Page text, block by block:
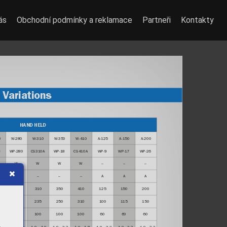
HAND HELD
W-280 W-310 W-350 W-410 A-125 A-150 A-200
WP-280 CS310A WP-18 CS410A WP-9 WP-17 WP-26
W W W W – – –
– – – A A A
310 350 410 125 150 200
235 250 310 100 115 150
100 100 100 60 60 60
ariations
Obchodní podmínky a reklamace Partneři Kontakty